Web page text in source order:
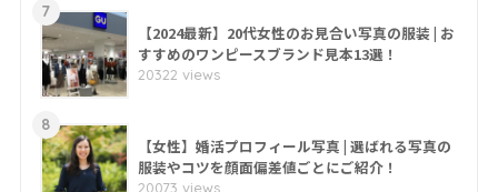
7
【2024最新】20代女性のお見合い写真の服装 | お
すすめのワンピースブランド見本13選！
20322 views
8
【女性】婚活プロフィール写真 | 選ばれる写真の
服装やコツを顔面偏差値ごとにご紹介！
20073 views